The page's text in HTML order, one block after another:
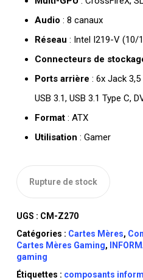
Audio : 8 canaux
Réseau : Intel I219-V (10/
Connecteurs de
Ports arrière : 6x Jack 3,5
USB 3.1, USB 3.1 Type C,
Format: ATX
Utilisation : Gamer
Rupture de stock
UGS : CM-Z270
Catégories : Cartes Mères,
Cartes Mères Gaming,
gaming
Étiquettes : composants